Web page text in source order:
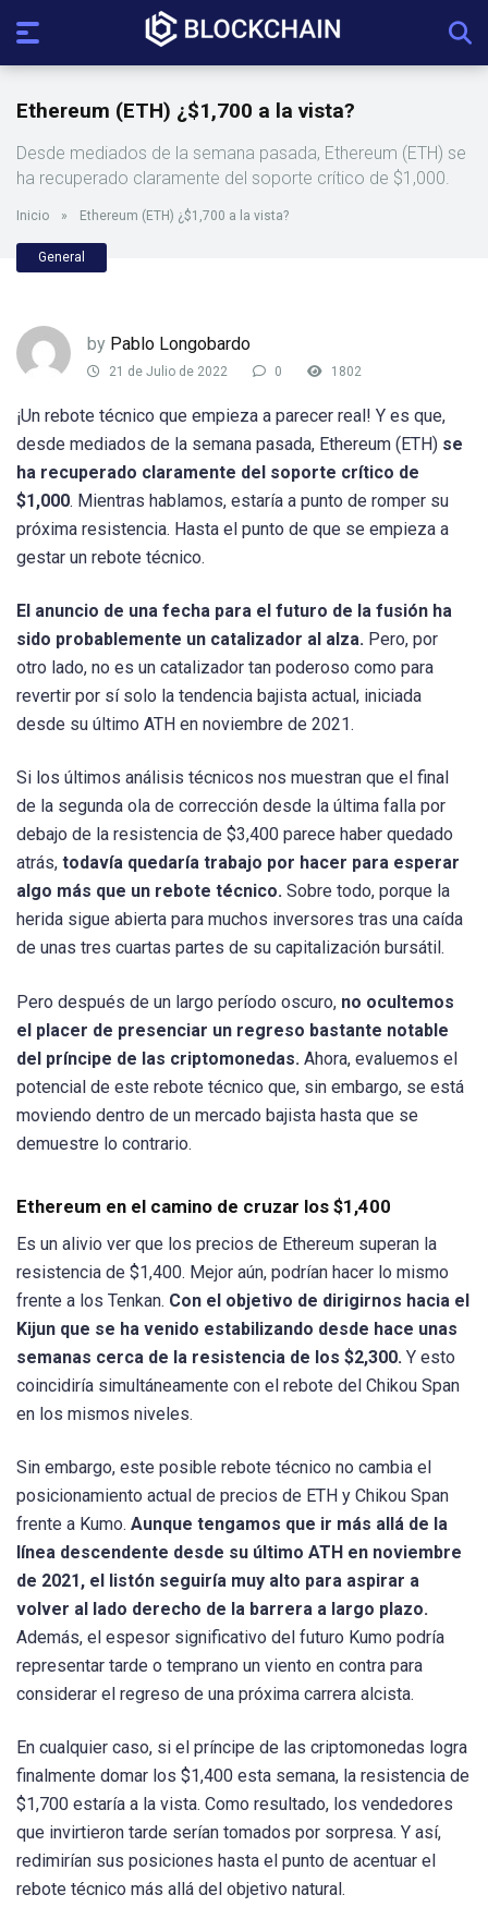
Ethereum (ETH) ¿$1,700 a la vista?
Desde mediados de la semana pasada, Ethereum (ETH) se
ha recuperado claramente del soporte crítico de $1,000.
Inicio » Ethereum (ETH) ¿$1,700 a la vista?
General
by Pablo Longobardo
21 de Julio de 2022 0 1802
¡Un rebote técnico que empieza a parecer real! Y es que,
desde mediados de la semana pasada, Ethereum (ETH) se
ha recuperado claramente del soporte crítico de
$1,000. Mientras hablamos, estaría a punto de romper su
próxima resistencia. Hasta el punto de que se empieza a
gestar un rebote técnico.
El anuncio de una fecha para el futuro de la fusión ha
sido probablemente un catalizador al alza. Pero, por
otro lado, no es un catalizador tan poderoso como para
revertir por sí solo la tendencia bajista actual, iniciada
desde su último ATH en noviembre de 2021.
Si los últimos análisis técnicos nos muestran que el final
de la segunda ola de corrección desde la última falla por
debajo de la resistencia de $3,400 parece haber quedado
atrás, todavía quedaría trabajo por hacer para esperar
algo más que un rebote técnico. Sobre todo, porque la
herida sigue abierta para muchos inversores tras una caída
de unas tres cuartas partes de su capitalización bursátil.
Pero después de un largo período oscuro, no ocultemos
el placer de presenciar un regreso bastante notable
del príncipe de las criptomonedas. Ahora, evaluemos el
potencial de este rebote técnico que, sin embargo, se está
moviendo dentro de un mercado bajista hasta que se
demuestre lo contrario.
Ethereum en el camino de cruzar los $1,400
Es un alivio ver que los precios de Ethereum superan la
resistencia de $1,400. Mejor aún, podrían hacer lo mismo
frente a los Tenkan. Con el objetivo de dirigirnos hacia el
Kijun que se ha venido estabilizando desde hace unas
semanas cerca de la resistencia de los $2,300. Y esto
coincidiría simultáneamente con el rebote del Chikou Span
en los mismos niveles.
Sin embargo, este posible rebote técnico no cambia el
posicionamiento actual de precios de ETH y Chikou Span
frente a Kumo. Aunque tengamos que ir más allá de la
línea descendente desde su último ATH en noviembre
de 2021, el listón seguiría muy alto para aspirar a
volver al lado derecho de la barrera a largo plazo.
Además, el espesor significativo del futuro Kumo podría
representar tarde o temprano un viento en contra para
considerar el regreso de una próxima carrera alcista.
En cualquier caso, si el príncipe de las criptomonedas logra
finalmente domar los $1,400 esta semana, la resistencia de
$1,700 estaría a la vista. Como resultado, los vendedores
que invirtieron tarde serían tomados por sorpresa. Y así,
redimirían sus posiciones hasta el punto de acentuar el
rebote técnico más allá del objetivo natural.